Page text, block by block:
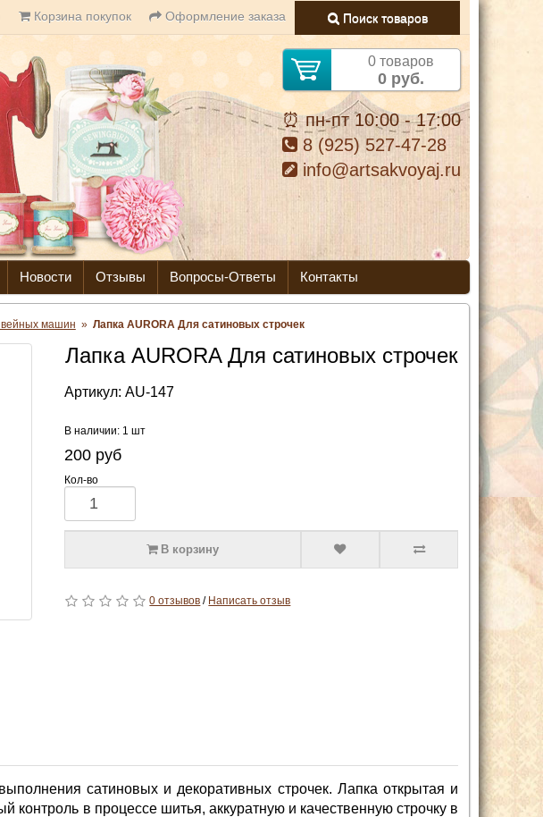
Корзина покупок Оформление заказа Поиск товаров
0 товаров
0 руб.
⏰ пн-пт 10:00 - 17:00
8 (925) 527-47-28
info@artsakvoyaj.ru
Новости Отзывы Вопросы-Ответы Контакты
машин » Лапка AURORA Для сатиновых строчек
Лапка AURORA Для сатиновых строчек
Артикул:AU-147
В наличии: 1 шт
200 руб
Кол-во
В корзину
0 отзывов / Написать отзыв
сатиновых и декоративных строчек. Лапка открытая и
контроль в процессе шитья, аккуратную и качественную строчку в